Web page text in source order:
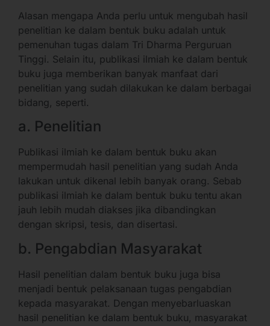
Alasan mengapa Anda perlu untuk mengubah hasil
penelitian ke dalam bentuk buku adalah untuk
pemenuhan tugas dalam Tri Dharma Perguruan
Tinggi. Selain itu, publikasi ilmiah ke dalam bentuk
buku juga memberikan banyak manfaat dari
penelitian yang sudah dilakukan ke dalam berbagai
bidang, seperti.
a. Penelitian
Publikasi ilmiah ke dalam bentuk buku akan
mempermudah hasil penelitian yang sudah Anda
lakukan untuk dikenal lebih banyak orang. Sebab
publikasi ilmiah ke dalam bentuk buku tentu akan
jauh lebih mudah diakses jika dibandingkan
dengan skripsi, tesis, dan disertasi.
b. Pengabdian Masyarakat
Hasil penelitian dalam bentuk buku juga bisa
menjadi bentuk pelaksanaan tugas pengabdian
kepada masyarakat. Dengan menyebarluaskan
hasil penelitian ke dalam bentuk buku, masyarakat